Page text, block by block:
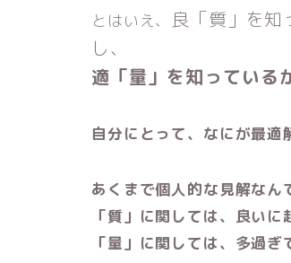
とはいえ、
良「質」を
し、
適「量」を知っている
自分にとって、なにが最適
あくまで個人的な見解なん
「質」に関しては、良い
「量」に関しては、多過